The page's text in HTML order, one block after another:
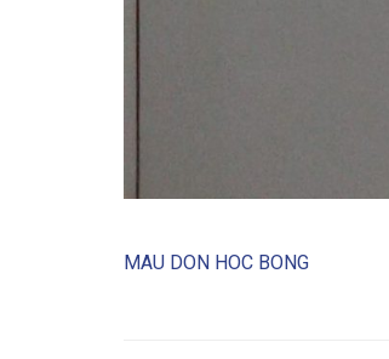
MAU DON HOC BONG